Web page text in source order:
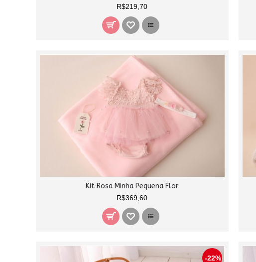
R$219,70
Kit Rosa Minha Pequena Flor
R$369,60
-22%